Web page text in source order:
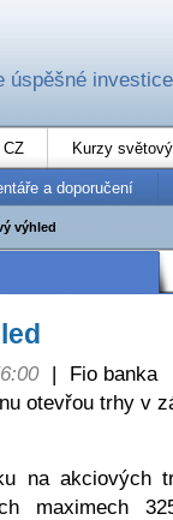
úspěšné investice
CZ Kurzy
a doporučení
výhled
|
Fio banka
otevřou trhy v
na akciových
maximech